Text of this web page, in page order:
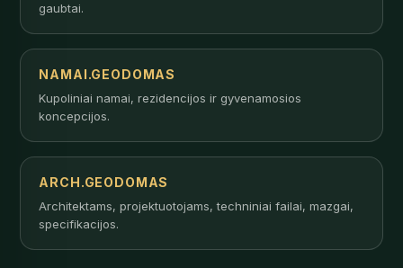
gaubtai.
NAMAI.GEODOMAS
Kupoliniai namai, rezidencijos ir gyvenamosios
koncepcijos.
ARCH.GEODOMAS
Architektams, projektuotojams, techniniai failai, mazgai,
specifikacijos.